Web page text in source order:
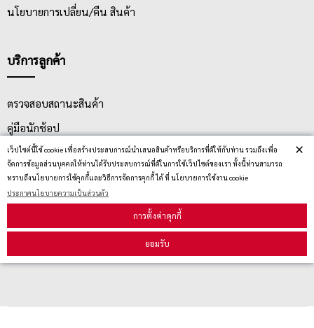
เว็ปไซต์นี้ใช้ cookie เพื่อสร้างประสบการณ์นำเสนอสินค้าหรือบริการที่ดีให้กับท่าน รวมถึงเพื่อ
จัดการข้อมูลส่วนบุคคลให้ท่านได้รับประสบการณ์ที่ดีในการใช้เว็ปไซต์ของเรา ทั้งนี้ท่านสามารถ
ทราบถึงนโยบายการใช้คุกกี้และวิธีการจัดการคุกกี้ ได้ ที่ นโยบายการใช้งาน cookie
ประกาศนโยบายความเป็นส่วนตัว
การตั้งค่าคุกกี้
ยอมรับ
×
นโยบายการเปลี่ยน/คืน สินค้า
บริการลูกค้า
ตรวจสอบสถานะสินค้า
คู่มือนักช้อป
วิธีลบคุกกี้
สมัครรับข่าวสาร
รับข่าวสาร